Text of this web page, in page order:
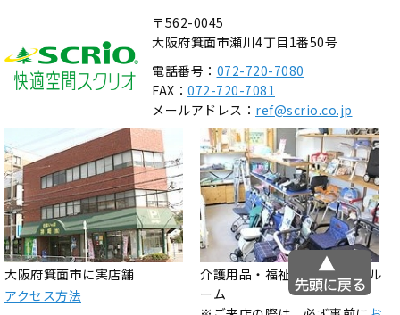
〒562-0045
大阪府箕面市瀬川4丁目1番50号
電話番号： 072-720-7080
FAX： 072-720-7081
メールアドレス： ref@scrio.co.jp
大阪府箕面市に実店舗
アクセス方法
介護用品・福祉用具のショール
ーム